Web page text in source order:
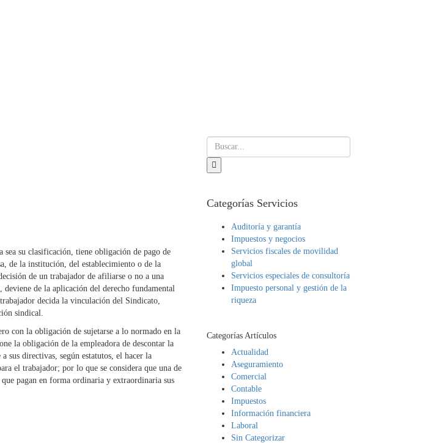
sea su clasificación, tiene obligación de pago de
de la institución, del establecimiento o de la
de un trabajador de afiliarse o no a una
de la aplicación del derecho fundamental
decida la vinculación del Sindicato,
sindical.
con la obligación de sujetarse a lo normado en la
la obligación de la empleadora de descontar la
sus directivas, según estatutos, el hacer la
el trabajador; por lo que se considera que una de
pagan en forma ordinaria y extraordinaria sus
Categorías Servicios
Auditoría y garantía
Impuestos y negocios
Servicios fiscales de movilidad
global
Servicios especiales de consultoría
Impuesto personal y gestión de la
riqueza
Categorías Artículos
Actualidad
Aseguramiento
Comercial
Contable
Impuestos
Información financiera
Laboral
Sin Categorizar